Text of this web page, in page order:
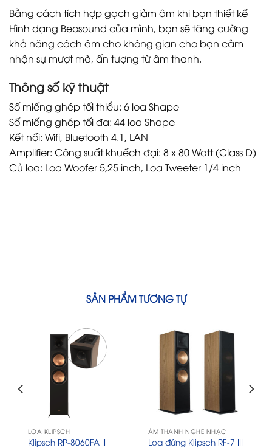
Bằng cách tích hợp gạch giảm âm khi bạn thiết kế
Hình dạng Beosound của mình, bạn sẽ tăng cường
khả năng cách âm cho không gian cho bạn cảm
nhận sự mượt mà, ấn tượng từ âm thanh.
Thông số kỹ thuật
Số miếng ghép tối thiểu: 6 loa Shape
Số miếng ghép tối đa: 44 loa Shape
Kết nối: Wifi, Bluetooth 4.1, LAN
Amplifier: Công suất khuếch đại: 8 x 80 Watt (Class D)
Củ loa: Loa Woofer 5,25 inch, Loa Tweeter 1/4 inch
SẢN PHẨM TƯƠNG TỰ
LOA KLIPSCH
Klipsch RP-8060FA II
ÂM THANH NGHE NHẠC
Loa đứng Klipsch RF-7 III